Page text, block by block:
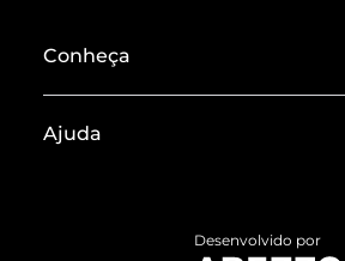
Conheça
Termos de Uso
Ajuda
Desenvolvido por